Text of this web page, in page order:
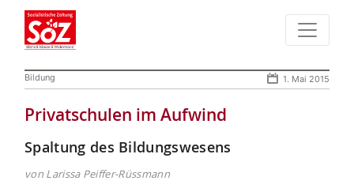
Bildung 1. Mai 2015
Privatschulen im Aufwind
Spaltung des Bildungswesens
von Larissa Peiffer-Rüssmann